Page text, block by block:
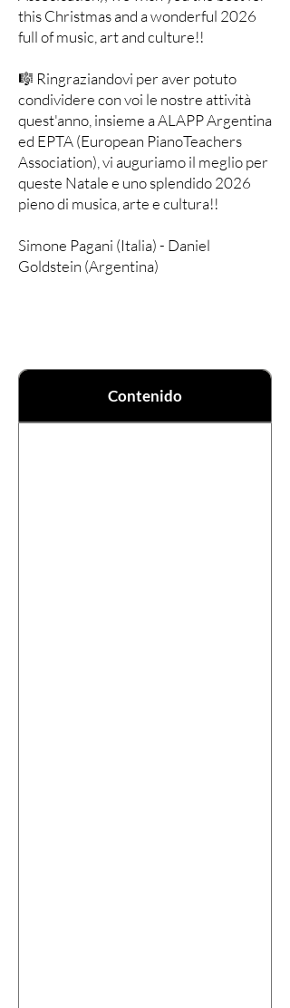
this Christmas and a wonderful 2026
full of music, art and culture!!
🎼 Ringraziandovi per aver potuto
condividere con voi le nostre attività
quest'anno, insieme a ALAPP Argentina
ed EPTA (European PianoTeachers
Association), vi auguriamo il meglio per
queste Natale e uno splendido 2026
pieno di musica, arte e cultura!!
Simone Pagani (Italia) - Daniel
Goldstein (Argentina)
Contenido